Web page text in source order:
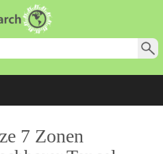
7 Zonen